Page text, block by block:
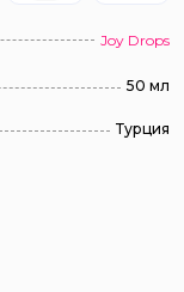
Joy Drops
50 мл
Турция